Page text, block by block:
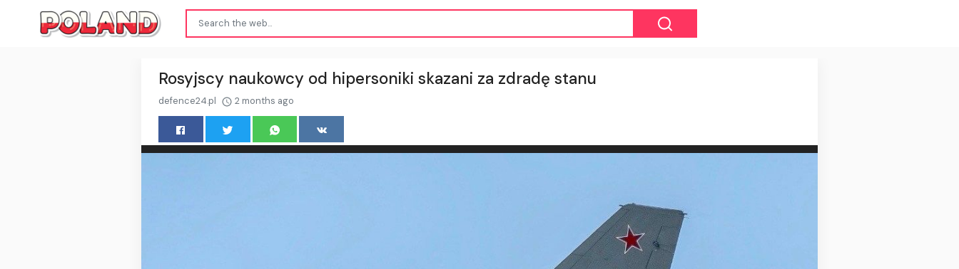
Rosyjscy naukowcy od hipersoniki skazani za zdradę stanu
defence24.pl 2 months ago